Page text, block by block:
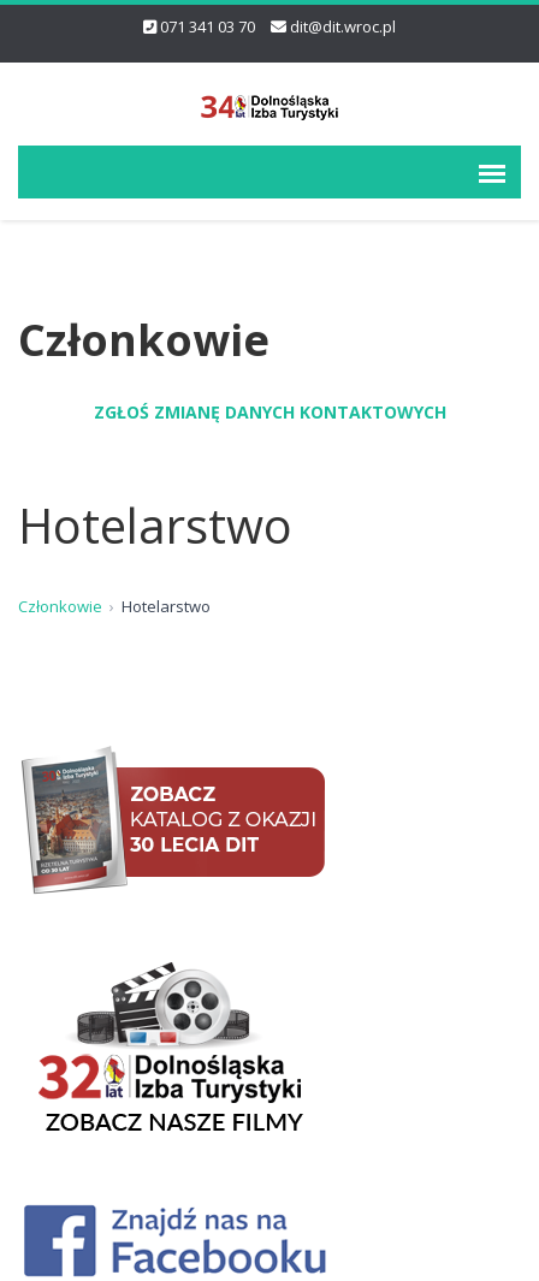
071 341 03 70 dit@dit.wroc.pl
Członkowie
ZGŁOŚ ZMIANĘ DANYCH KONTAKTOWYCH
Hotelarstwo
Członkowie Hotelarstwo